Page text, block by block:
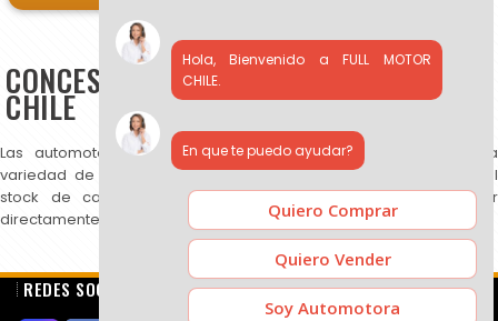
CONCESIONARIOS DE AUTOS USADOS EN
CHILE
Las automotoras publicadas en FullMotor ofrecen una amplia
variedad de autos usados, SUV y camionetas. Puedes revisar el
stock de cada concesionario, comparar precios y contactar
directamente para más información.
REDES SOCIALES
Hola, Bienvenido a FULL MOTOR
CHILE.
En que te puedo ayudar?
Quiero Comprar
Quiero Vender
Soy Automotora